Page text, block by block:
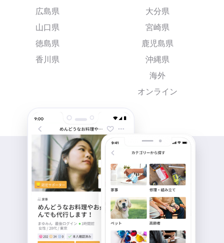
広島県
山口県
徳島県
香川県
大分県
宮崎県
鹿児島県
沖縄県
海外
オンライン